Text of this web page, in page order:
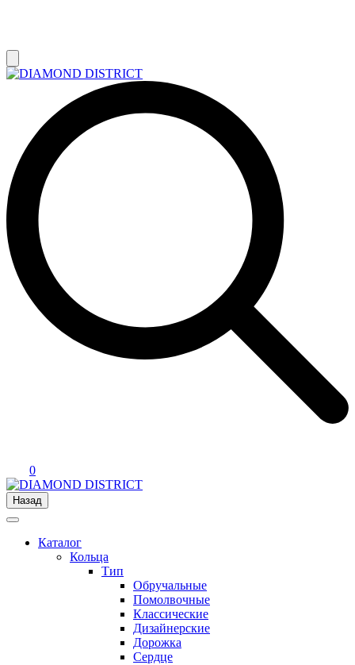
0
Назад
Каталог
Кольца
Тип
Обручальные
Помолвочные
Классические
Дизайнерские
Дорожка
Сердце